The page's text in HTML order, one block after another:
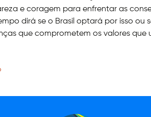
e coragem para enfrentar as
dirá se o Brasil optará por isso ou
que comprometem os valores que